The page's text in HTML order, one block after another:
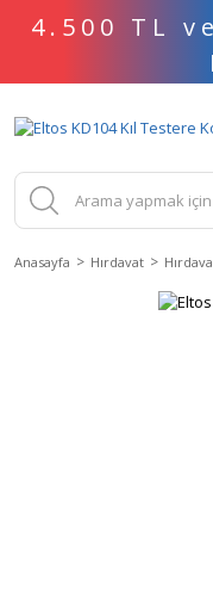
4.500 TL
Anasayfa Hırdavat